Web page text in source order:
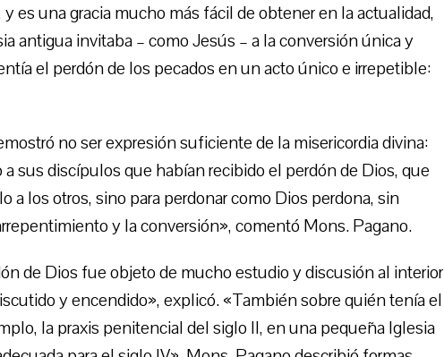
es una gracia mucho más fácil de obtener en la actualidad,
antigua invitaba – como Jesús – a la conversión única y
el perdón de los pecados en un acto único e irrepetible:
no ser expresión suficiente de la misericordia divina:
sus discípulos que habían recibido el perdón de Dios, que
a los otros, sino para perdonar como Dios perdona, sin
y la conversión», comentó Mons. Pagano.
de Dios fue objeto de mucho estudio y discusión al interior
y encendido», explicó. «También sobre quién tenía el
la praxis penitencial del siglo II, en una pequeña Iglesia